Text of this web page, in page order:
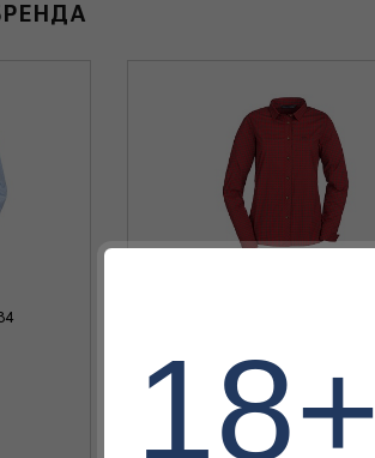
18+